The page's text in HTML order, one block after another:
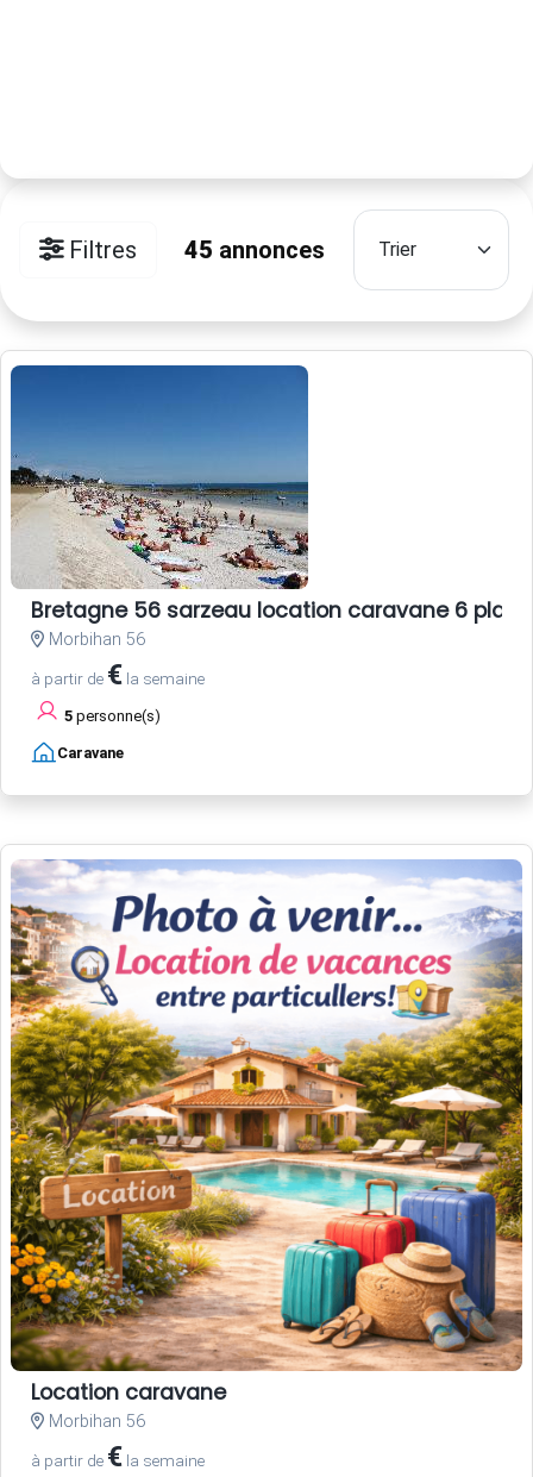
Filtres 45 annonces
Bretagne 56 sarzeau location caravane 6
Morbihan 56
à partir de € la semaine
5 personne(s)
Caravane
Location caravane
Morbihan 56
à partir de € la semaine